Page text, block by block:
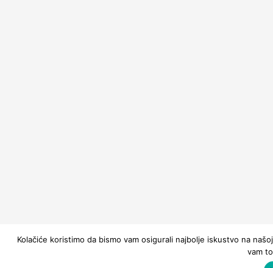
Kolačiće koristimo da bismo vam osigurali najbolje iskustvo na
vam